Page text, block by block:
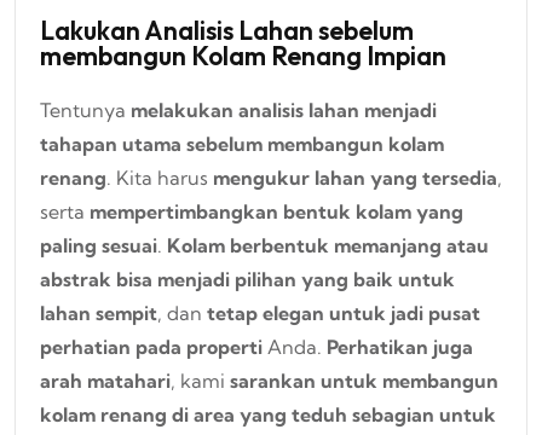
Lakukan Analisis Lahan sebelum
membangun Kolam Renang Impian
Tentunya melakukan analisis lahan menjadi
tahapan utama sebelum membangun kolam
renang. Kita harus mengukur lahan yang tersedia,
serta mempertimbangkan bentuk kolam yang
paling sesuai. Kolam berbentuk memanjang atau
abstrak bisa menjadi pilihan yang baik untuk
lahan sempit, dan tetap elegan untuk jadi pusat
perhatian pada properti Anda. Perhatikan juga
arah matahari, kami sarankan untuk membangun
kolam renang di area yang teduh sebagian untuk